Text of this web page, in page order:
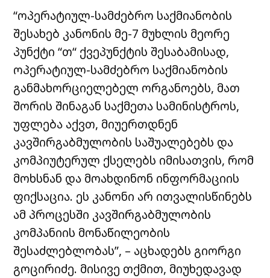
“ოპერატიულ-სამძებრო საქმიანობის
შესახებ კანონის მე-7 მუხლის მეორე
პუნქტი “თ“ ქვეპუნქტის შესაბამისად,
ოპერატიულ-სამძებრო საქმიანობის
განმახორციელებელ ორგანოებს, მათ
შორის შინაგან საქმეთა სამინისტროს,
უფლება აქვთ, მიუერთდნენ
კავშირგაბმულობის საშუალებებს და
კომპიუტერულ ქსელებს იმისათვის, რომ
მოხსნან და მოახდინონ ინფორმაციის
ფიქსაცია. ეს კანონი არ ითვალისწინებს
ამ პროცესში კავშირგაბმულობის
კომპანიის მონაწილეობის
შესაძლებლობას”, – აცხადებს გიორგი
გოცირიძე. მისივე თქმით, მიუხედავად